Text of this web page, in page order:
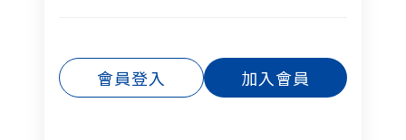
會員登入 加入會員